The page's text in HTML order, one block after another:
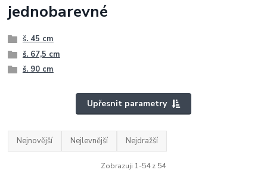
jednobarevné
š. 45 cm
š. 67,5 cm
š. 90 cm
Upřesnit parametry
Nejnovější Nejlevnější Nejdražší
Zobrazuji 1-54 z 54